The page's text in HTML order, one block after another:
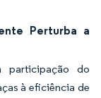
Perturba a
participação do
à eficiência de